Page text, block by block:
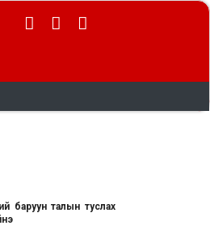
баруун талын туслах